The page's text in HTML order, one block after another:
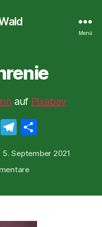
Menü
auf Pixabay
E T
e
gr
a
le
5. September 2021
zu